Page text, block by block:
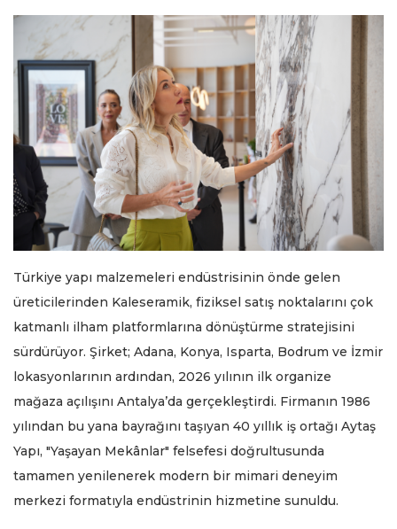
Türkiye yapı malzemeleri endüstrisinin önde gelen
üreticilerinden Kaleseramik, fiziksel satış noktalarını çok
katmanlı ilham platformlarına dönüştürme stratejisini
sürdürüyor. Şirket; Adana, Konya, Isparta, Bodrum ve İzmir
lokasyonlarının ardından, 2026 yılının ilk organize
mağaza açılışını Antalya’da gerçekleştirdi. Firmanın 1986
yılından bu yana bayrağını taşıyan 40 yıllık iş ortağı Aytaş
Yapı, "Yaşayan Mekânlar" felsefesi doğrultusunda
tamamen yenilenerek modern bir mimari deneyim
merkezi formatıyla endüstrinin hizmetine sunuldu.